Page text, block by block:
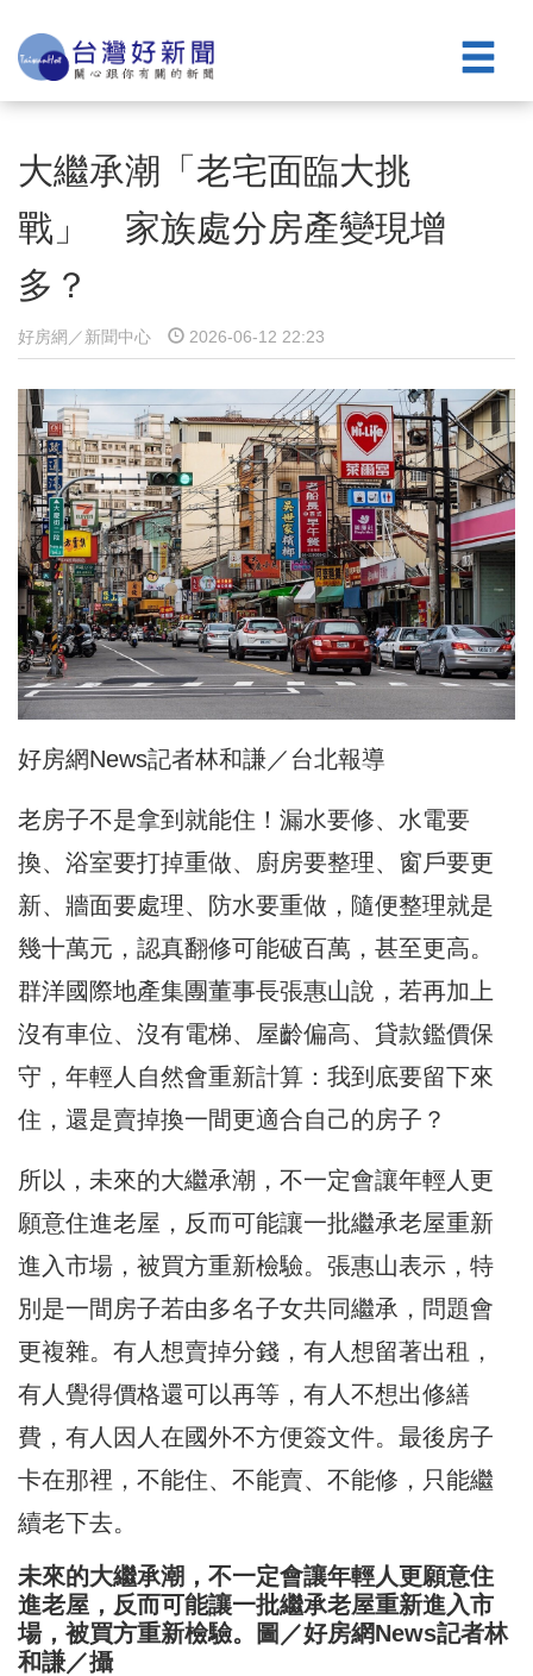
大繼承潮「老宅面臨大挑
戰」 家族處分房產變現增
多？
好房網／新聞中心 2026-06-12 22:23
好房網News記者林和謙／台北報導
老房子不是拿到就能住！漏水要修、水電要
換、浴室要打掉重做、廚房要整理、窗戶要更
新、牆面要處理、防水要重做，隨便整理就是
幾十萬元，認真翻修可能破百萬，甚至更高。
群洋國際地產集團董事長張惠山說，若再加上
沒有車位、沒有電梯、屋齡偏高、貸款鑑價保
守，年輕人自然會重新計算：我到底要留下來
住，還是賣掉換一間更適合自己的房子？
所以，未來的大繼承潮，不一定會讓年輕人更
願意住進老屋，反而可能讓一批繼承老屋重新
進入市場，被買方重新檢驗。張惠山表示，特
別是一間房子若由多名子女共同繼承，問題會
更複雜。有人想賣掉分錢，有人想留著出租，
有人覺得價格還可以再等，有人不想出修繕
費，有人因人在國外不方便簽文件。最後房子
卡在那裡，不能住、不能賣、不能修，只能繼
續老下去。
未來的大繼承潮，不一定會讓年輕人更願意住
進老屋，反而可能讓一批繼承老屋重新進入市
場，被買方重新檢驗。圖／好房網News記者林
和謙／攝